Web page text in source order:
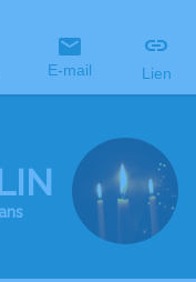
E-mail Lien